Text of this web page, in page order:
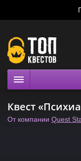
Выездные
Квест
От компании Quest